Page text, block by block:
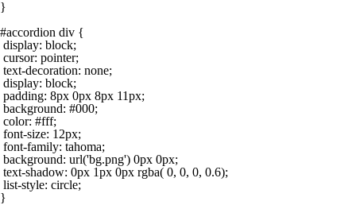
}
#accordion div {
display: block;
cursor: pointer;
text-decoration: none;
display: block;
padding: 8px 0px 8px 11px;
background: #000;
color: #fff;
font-size: 12px;
font-family: tahoma;
background: url('bg.png') 0px 0px;
text-shadow: 0px 1px 0px rgba( 0, 0, 0, 0.6);
list-style: circle;
}